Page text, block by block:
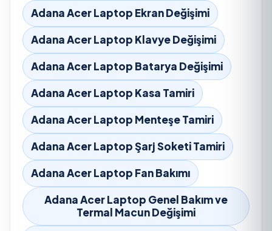
Adana Acer Laptop Ekran Değişimi
Adana Acer Laptop Klavye Değişimi
Adana Acer Laptop Batarya Değişimi
Adana Acer Laptop Kasa Tamiri
Adana Acer Laptop Menteşe Tamiri
Adana Acer Laptop Şarj Soketi Tamiri
Adana Acer Laptop Fan Bakımı
Adana Acer Laptop Genel Bakım ve
Termal Macun Değişimi